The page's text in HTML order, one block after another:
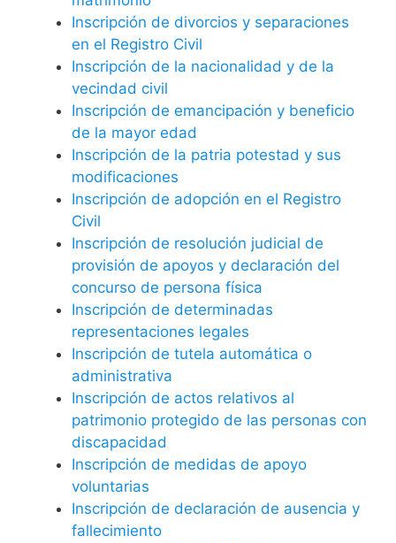
Inscripción de divorcios y separaciones
en el Registro Civil
Inscripción de la nacionalidad y de la
vecindad civil
Inscripción de emancipación y beneficio
de la mayor edad
Inscripción de la patria potestad y sus
modificaciones
Inscripción de adopción en el Registro
Civil
Inscripción de resolución judicial de
provisión de apoyos y declaración del
concurso de persona física
Inscripción de determinadas
representaciones legales
Inscripción de tutela automática o
administrativa
Inscripción de actos relativos al
patrimonio protegido de las personas con
discapacidad
Inscripción de medidas de apoyo
voluntarias
Inscripción de declaración de ausencia y
fallecimiento